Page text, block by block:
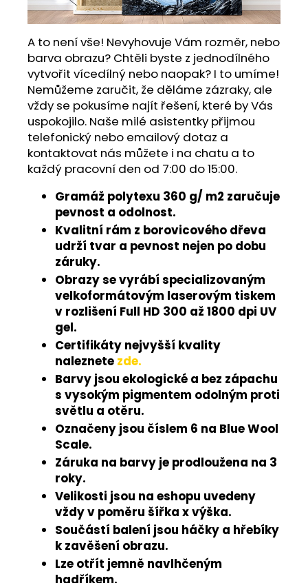
A to není vše! Nevyhovuje Vám rozměr, nebo
barva obrazu? Chtěli byste z jednodílného
vytvořit vícedílný nebo naopak? I to umíme!
Nemůžeme zaručit, že děláme zázraky, ale
vždy se pokusíme najít řešení, které by Vás
uspokojilo. Naše milé asistentky přijmou
telefonický nebo emailový dotaz a
kontaktovat nás můžete i na chatu a to
každý pracovní den od 7:00 do 15:00.
Gramáž polytexu 360 g/ m2 zaručuje
pevnost a odolnost.
Kvalitní rám z borovicového dřeva
udrží tvar a pevnost nejen po dobu
záruky.
Obrazy se vyrábí specializovaným
velkoformátovým laserovým tiskem
v rozlišení Full HD 300 až 1800 dpi UV
gel.
Certifikáty nejvyšší kvality
naleznete zde.
Barvy jsou ekologické a bez zápachu
s vysokým pigmentem odolným proti
světlu a otěru.
Označeny jsou číslem 6 na Blue Wool
Scale.
Záruka na barvy je prodloužena na 3
roky.
Velikosti jsou na eshopu uvedeny
vždy v poměru šířka x výška.
Součástí balení jsou háčky a hřebíky
k zavěšení obrazu.
Lze otřít jemně navlhčeným
hadříkem.